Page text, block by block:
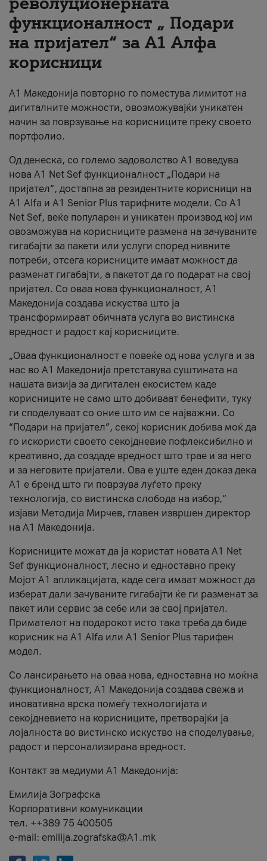
За нас
#ПодобарОнлајн
функционалност „ Подари
на пријател“ за А1 Алфа
корисници
А1 Македонија повторно го поместува лимитот на
дигиталните можности, овозможувајќи уникатен
начин за поврзување на корисниците преку своето
портфолио.
Од денеска, со големо задоволство А1 воведува
нова A1 Net Sef функционалност „Подари на
пријател“, достапна за резидентните корисници на
А1 Alfa и A1 Senior Plus тарифните модели. Со A1
Net Sef, веќе популарен и уникатен производ кој им
овозможува на корисниците размена на зачуваните
гигабајти за пакети или услуги според нивните
потреби, отсега корисниците имаат можност да
разменат гигабајти, а пакетот да го подарат на свој
пријател. Со оваа нова функционалност, А1
Македонија создава искуства што ја
трансформираат обичната услуга во вистинска
вредност и радост кај корисниците.
„Оваа функционалност е повеќе од нова услуга и за
нас во А1 Македонија претставува суштината на
нашата визија за дигитален екосистем каде
корисниците не само што добиваат бенефити, туку
ги споделуваат со оние што им се најважни. Со
“Подари на пријател”, секој корисник добива моќ да
го искористи своето секојдневие пофлексибилно и
креативно, да создаде вредност што трае и за него
и за неговите пријатели. Ова е уште еден доказ дека
А1 е бренд што ги поврзува луѓето преку
технологија, со вистинска слобода на избор,“
изјави Методија Мирчев, главен извршен директор
на А1 Македонија.
Корисниците можат да ја користат новата А1 Net
Sef функционалност, лесно и едноставно преку
Мојот А1 апликацијата, каде сега имаат можност да
изберат дали зачуваните гигабајти ќе ги разменат за
пакет или сервис за себе или за свој пријател.
Примателот на подарокот исто така треба да биде
корисник на А1 Alfa или A1 Senior Plus тарифен
модел.
Со лансирањето на оваа нова, едноставна но моќна
функционалност, А1 Македонија создава свежа и
иновативна врска помеѓу технологијата и
секојдневието на корисниците, претворајќи ја
лојалноста во вистинско искуство на споделување,
радост и персонализирана вредност.
Контакт за медиуми А1 Македонија:
Емилија Зографска
Корпоративни комуникации
тел. ++389 75 400505
e-mail: emilija.zografska@A1.mk